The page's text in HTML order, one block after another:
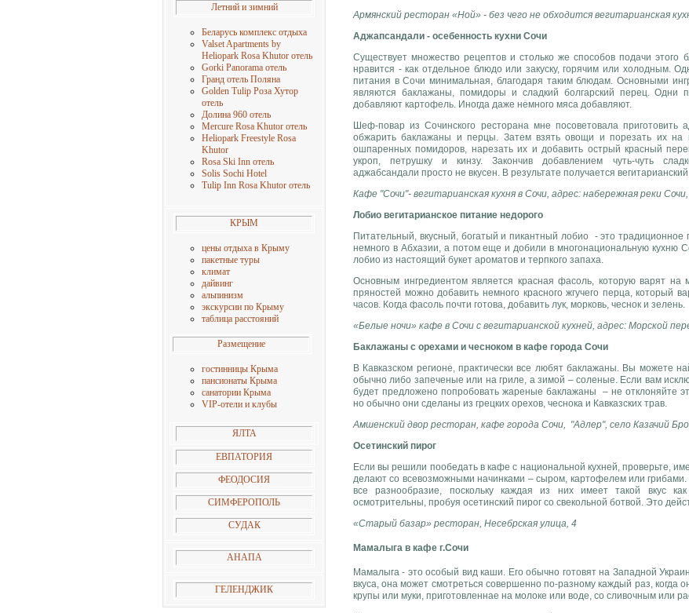
Летний и зимний
Беларусь комплекс отдыха
Valset Apartments by
Heliopark Rosa Khutor отель
Gorki Panorama отель
Гранд отель Поляна
Golden Tulip Роза Хутор
отель
Долина 960 отель
Mercure Rosa Khutor отель
Heliopark Freestyle Rosa
Khutor
Rosa Ski Inn отель
Solis Sochi Hotel
Tulip Inn Rosa Khutor отель
КРЫМ
цены отдыха в Крыму
пакетные туры
климат
дайвинг
альпинизм
экскурсии по Крыму
таблица расстояний
Размещение
гостинницы Крыма
пансионаты Крыма
санатории Крыма
VIP-отели и клубы
ЯЛТА
ЕВПАТОРИЯ
ФЕОДОСИЯ
СИМФЕРОПОЛЬ
СУДАК
АНАПА
ГЕЛЕНДЖИК
Армянский ресторан «Ной» - без чего не обходится вегитарианская
Аджапсандали - осебенность кухни Сочи
Существует множество рецептов и столько же способов подачи этого
нравится - как отдельное блюдо или закуску, горячим или холодным.
питания в Сочи минимальная, благодаря таким блюдам. Основными
являются баклажаны, помидоры и сладкий болгарский перец. Одни
добавляют картофель. Иногда даже немного мяса добавляют.
Шеф-повар из Сочинского ресторана мне посоветовала
обжарить баклажаны и перцы. Затем взять овощи и порезать их на
ошпаренных помидоров, нарезать их и добавить острый красный
укроп, петрушку и кинзу. Закончив добавлением чуть-чуть
аджабсандали просто не вкусен. В результате получается
Кафе "Сочи"- вегитарианская кухня в Сочи, адрес: набережная реки
Лобио вегитарианское питание недорого
Питательный, вкусный, богатый и пикантный лобио - это традиционное
немного в Абхазии, а потом еще и добили в многонациональную кухню
лобио из настоящий букет ароматов и терпкого запаха.
Основным ингредиентом является красная фасоль, которую варят на
пряностей можно добавить немного красного жгучего перца, который
часов. Когда фасоль почти готова, добавить лук, морковь, чеснок и зелень.
«Белые ночи» кафе в Сочи с вегитарианской кухней, адрес: Морской
Баклажаны с орехами и чесноком в кафе города Сочи
В Кавказском регионе, практически все любят баклажаны. Вы можете
обычно либо запеченые или на гриле, а зимой – соленые. Если вам
будет предложено попробовать жареные баклажаны – не отклоняйте
но обычно они сделаны из грецких орехов, чеснока и Кавказских трав.
Амшенский двор ресторан, кафе города Сочи, "Адлер", село Казачий
Осетинский пирог
Если вы решили пообедать в кафе с национальной кухней, проверьте,
делают со всевозможными начинками – сыром, картофелем или
все разнообразие, поскольку каждая из них имеет такой вкус
осмотрительны, пробуя осетинский пирог со свекольной ботвой. Это
«Старый базар» ресторан, Несебрская улица, 4
Мамалыга в кафе г.Сочи
Мамалыга - это особый вид каши. Его обычно готовят на Западной
вкуса, она может смотреться совершенно по-разному каждый раз, когда
крупы или муки, приготовленнае на молоке или воде, со сливочным или